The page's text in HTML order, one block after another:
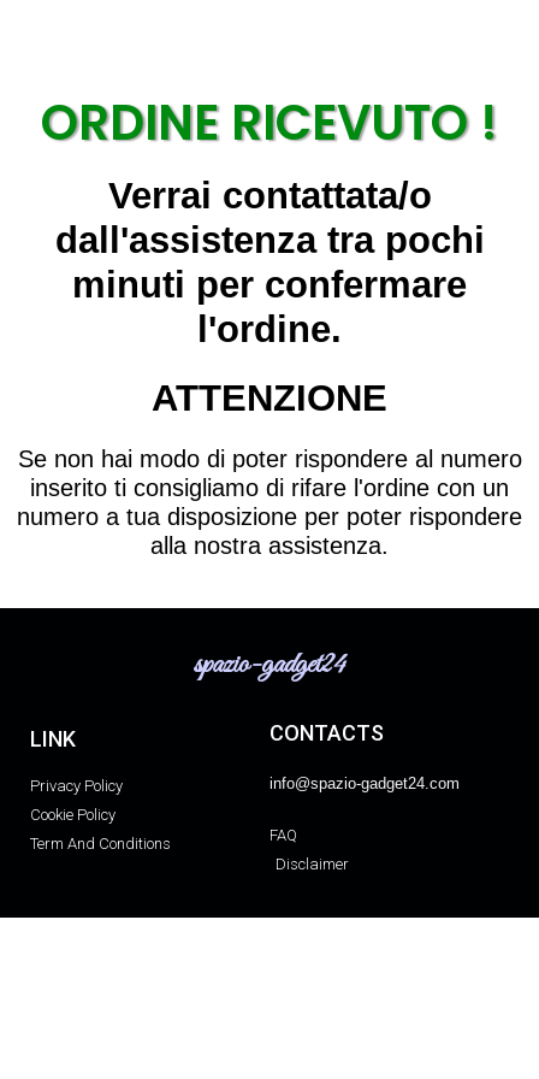
ORDINE RICEVUTO !
Verrai contattata/o
dall'assistenza tra pochi
minuti per confermare
l'ordine.
ATTENZIONE
Se non hai modo di poter rispondere al numero
inserito ti consigliamo di rifare l'ordine con un
numero a tua disposizione per poter rispondere
alla nostra assistenza.
spazio-gadget24
LINK
Privacy Policy
Cookie Policy
Term And Conditions
CONTACTS
info@spazio-gadget24.com
FAQ
Disclaimer